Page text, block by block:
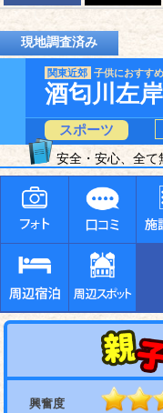
現地調査済み
関東近郊 子供におすす
酒匂川左
スポーツ
安全・安心、全て
興奮度